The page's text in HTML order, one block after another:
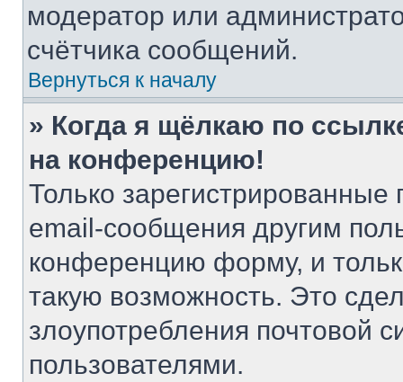
модератор или
счётчика сообщений.
Вернуться к началу
» Когда я щёлкаю по
на конференцию!
Только зарегистрированные
email-сообщения другим
конференцию форму, и
такую возможность. Это
злоупотребления почтовой
пользователями.